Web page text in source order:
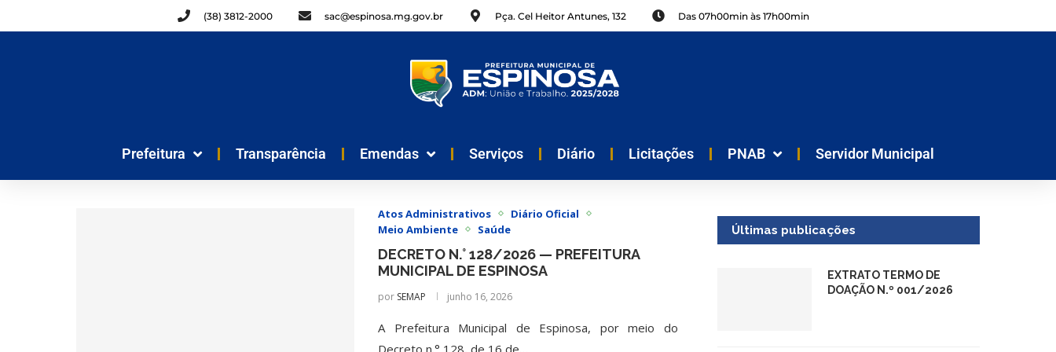
(38) 3812-2000 sac@espinosa.mg.gov.br Pça. Cel Heitor Antunes, 132 Das 07h00min às 17h00min
Prefeitura Transparência Emendas Serviços Diário Licitações PNAB Servidor Municipal
Atos Administrativos
Diário Oficial
Meio Ambiente
Saúde
DECRETO N.° 128/2026 — PREFEITURA
MUNICIPAL DE ESPINOSA
por SEMAP junho 16, 2026
A Prefeitura Municipal de Espinosa, por meio do
Decreto n.° 128, de 16 de…
Últimas publicações
EXTRATO TERMO DE
DOAÇÃO N.º 001/2026